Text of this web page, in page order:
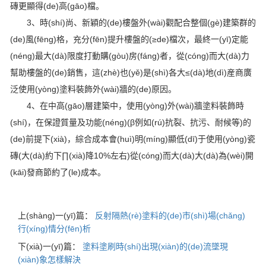
磚更顯得(de)高(gāo)檔。
3、時(shí)尚、新穎的(de)樓盤外(wài)觀配合整個(gè)建築群的
(de)風(fēng)格，充分(fēn)提升樓盤的(≥de)檔次，最終一(yī)定能
(néng)最大(dà)限度打動購(gòu)房(fáng)者，從(cóng)而大(dà)力
幫助樓盤的(de)銷售，這(zhè)也(yě)是(shì)各大≤(dà)地(dì)産商廣
泛使用(yòng)塗料裝飾外(wài)牆的(de)原因。
4、在中高(gāo)層建築中，使用(yòng)外(wài)牆塗料裝飾時
(shí)，在保證質量及功能(néng)(β例如(rú)抗裂、抗污、耐候等)的
(de)前提下(xià)，綜合成本會(huì)明(míng)顯低(dī)于使用(yòng)瓷
磚(大(dà)約下∏(xià)降10%左右)從(cóng)而大(dà)大(dà)為(wèi)開
(kāi)發商節約了(le)成本。
上(shàng)一(yī)篇： 反射隔熱(rè)塗料的(de)市(shì)場(chǎng)
行(xíng)情分(fēn)析
下(xià)一(yī)篇： 塗料塗刷時(shí)出現(xiàn)的(de)流墜現
(xiàn)象怎樣解決